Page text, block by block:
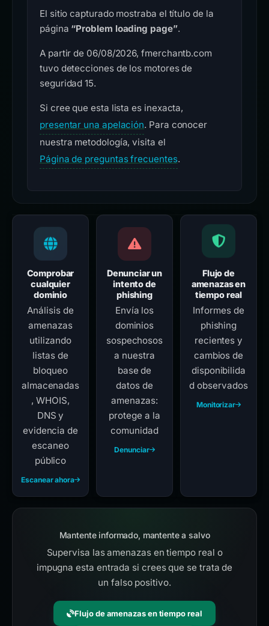
El sitio capturado mostraba el título de la
página “Problem loading page”.
A partir de 06/08/2026, fmerchantb.com
tuvo detecciones de los motores de
seguridad 15.
Si cree que esta lista es inexacta,
presentar una apelación. Para conocer
nuestra metodología, visita el
Página de preguntas frecuentes.
Comprobar
cualquier
dominio
Análisis de
amenazas
utilizando
listas de
bloqueo
almacenadas
, WHOIS,
DNS y
evidencia de
escaneo
público
Escanear ahora
Denunciar un
intento de
phishing
Envía los
dominios
sospechosos
a nuestra
base de
datos de
amenazas:
protege a la
comunidad
Denunciar
Flujo de
amenazas en
tiempo real
Informes de
phishing
recientes y
cambios de
disponibilida
d observados
Monitorizar
Mantente informado, mantente a salvo
Supervisa las amenazas en tiempo real o
impugna esta entrada si crees que se trata de
un falso positivo.
Flujo de amenazas en tiempo real